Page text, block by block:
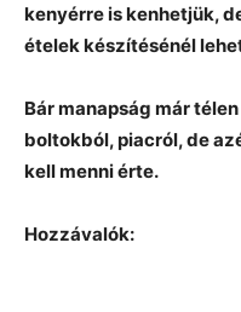
kenyérre is kenhetjük,
ételek készítésénél
Bár manapság már
boltokból, piacról, de
kell menni érte.
Hozzávalók: